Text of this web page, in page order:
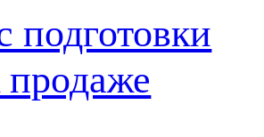
подготовки